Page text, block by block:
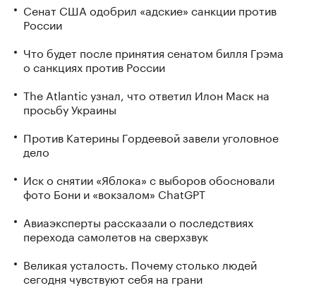
Сенат США одобрил «адские» санкции против
России
Что будет после принятия сенатом билля Грэма
о санкциях против России
The Atlantic узнал, что ответил Илон Маск на
просьбу Украины
Против Катерины Гордеевой завели уголовное
дело
Иск о снятии «Яблока» с выборов обосновали
фото Бони и «вокзалом» ChatGPT
Авиаэксперты рассказали о последствиях
перехода самолетов на сверхзвук
Великая усталость. Почему столько людей
сегодня чувствуют себя на грани